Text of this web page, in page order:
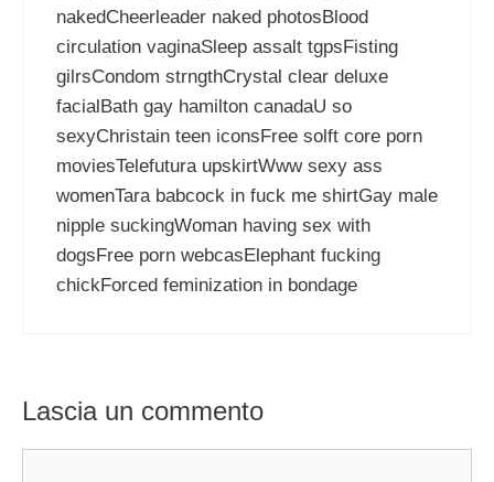
nakedCheerleader naked photosBlood
circulation vaginaSleep assalt tgpsFisting
gilrsCondom strngthCrystal clear deluxe
facialBath gay hamilton canadaU so
sexyChristain teen iconsFree solft core porn
moviesTelefutura upskirtWww sexy ass
womenTara babcock in fuck me shirtGay male
nipple suckingWoman having sex with
dogsFree porn webcasElephant fucking
chickForced feminization in bondage
Lascia un commento